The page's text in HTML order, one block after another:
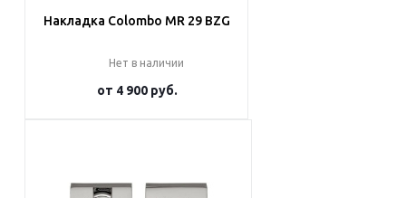
Накладка Colombo MR 29 BZG
Нет в наличии
от 4 900 руб.